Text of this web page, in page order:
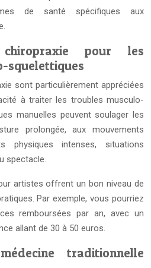
de santé spécifiques aux
pour les
squelettiques
sont particulièrement appréciées
à traiter les troubles musculo-
manuelles peuvent soulager les
prolongée, aux mouvements
intenses, situations
spectacle.
artistes offrent un bon niveau de
Par exemple, vous pourriez
remboursées par an, avec un
allant de 30 à 50 euros.
traditionnelle